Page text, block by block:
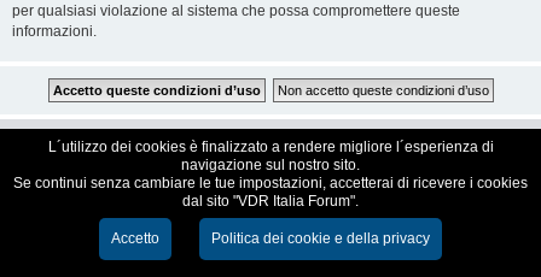
per qualsiasi violazione al sistema che possa compromettere queste
informazioni.
VDR Italia, comunità italiana utilizzatori VDR
Creato daphpBB® Forum Software © phpBB Limited
Traduzione ItalianaphpBB-Italia.it
L´utilizzo dei cookies è finalizzato a rendere migliore l´esperienza di
navigazione sul nostro sito.
Se continui senza cambiare le tue impostazioni, accetterai di ricevere i cookies
dal sito "VDR Italia Forum".
Accetto Politica dei cookie e della privacy